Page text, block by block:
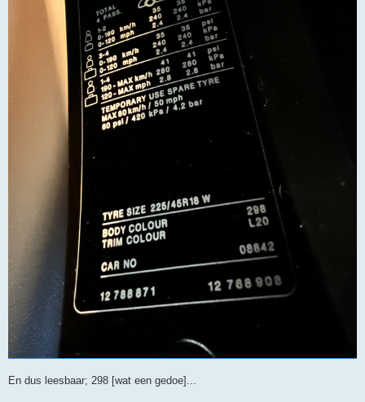
En dus leesbaar; 298 [wat een gedoe]...